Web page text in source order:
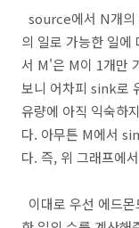
source에서 N개의
의 일로 가능한 일에
서 M'은 M이 1개만
보니 어차피 sink로
유량에 아직 익숙하
다. 아무튼 M에서
다. 즉, 위 그래프에
이대로 우선 에드